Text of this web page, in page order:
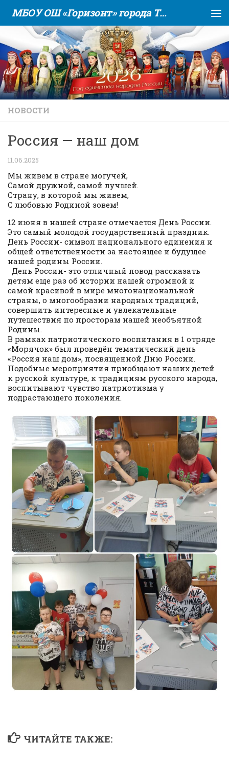
Skip to content МБОУ ОШ «Горизонт» города Тюмени
НОВОСТИ
Россия — наш дом
11.06.2025
Мы живем в стране могучей,
Самой дружной, самой лучшей.
Страну, в которой мы живем,
С любовью Родиной зовем!
12 июня в нашей стране отмечается День России.
Это самый молодой государственный праздник.
День России- символ национального единения и
общей ответственности за настоящее и будущее
нашей родины России.
День России- это отличный повод рассказать
детям еще раз об истории нашей огромной и
самой красивой в мире многонациональной
страны, о многообразии народных традиций,
совершить интересные и увлекательные
путешествия по просторам нашей необъятной
Родины.
В рамках патриотического воспитания в 1 отряде
«Морячок» был проведён тематический день
«Россия наш дом», посвященной Дню России.
Подобные мероприятия приобщают наших детей
к русской культуре, к традициям русского народа,
воспитывают чувство патриотизма у
подрастающего поколения.
ЧИТАЙТЕ ТАКЖЕ: